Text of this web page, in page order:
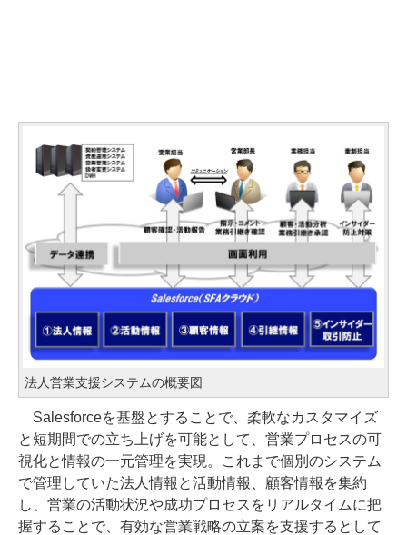
法人営業支援システムの概要図
Salesforceを基盤とすることで、柔軟なカスタマイズ
と短期間での立ち上げを可能として、営業プロセスの可
視化と情報の一元管理を実現。これまで個別のシステム
で管理していた法人情報と活動情報、顧客情報を集約
し、営業の活動状況や成功プロセスをリアルタイムに把
握することで、有効な営業戦略の立案を支援するとして